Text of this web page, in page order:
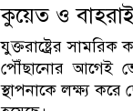
কুয়েত ও
যুক্তরাষ্ট্রের সামরিক
পৌঁছানোর আগেই
স্থাপনাকে লক্ষ্য করে